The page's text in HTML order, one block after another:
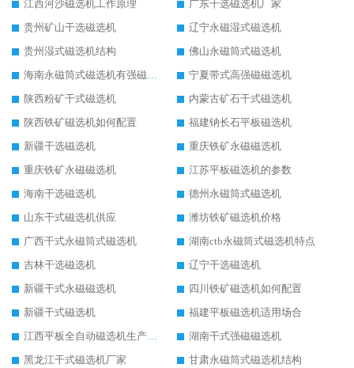
江西河沙磁选机工作原理
广东干选磁选机厂家
贵州矿山干选磁选机
辽宁永磁湿式磁选机
贵州湿式磁选机结构
佛山永磁筒式磁选机
海南永磁筒式磁选机有强磁的吗
宁夏带式高强磁磁选机
陕西粉矿干式磁选机
内蒙古矿石干式磁选机
陕西铁矿磁选机如何配置
福建钠长石平板磁选机
新疆干选磁选机
重庆铁矿永磁磁选机
重庆铁矿永磁磁选机
江苏平板磁选机的参数
海南干选磁选机
德州永磁筒式磁选机
山东干式磁选机供应
潍坊铁矿磁选机价格
广西干式永磁筒式磁选机
湖南ctb永磁筒式磁选机特点
吉林干选磁选机
辽宁干选磁选机
新疆干式永磁磁选机
四川铁矿磁选机如何配置
新疆干式磁选机
福建平板磁选机适用场合
江西平板全自动磁选机生产厂家
湖南干式强磁磁选机
黑龙江干式磁选机厂家
甘肃永磁筒式磁选机结构